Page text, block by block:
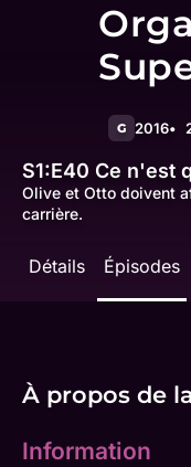
G 2016
S1:E40 Ce n'est
Olive et Otto doivent
carrière.
Détails Épisodes
À propos de
Information